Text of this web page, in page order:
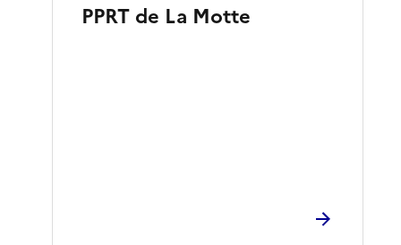
PPRT de La Motte